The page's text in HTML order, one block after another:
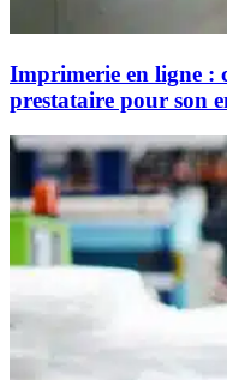
Imprimerie en ligne :
prestataire pour son